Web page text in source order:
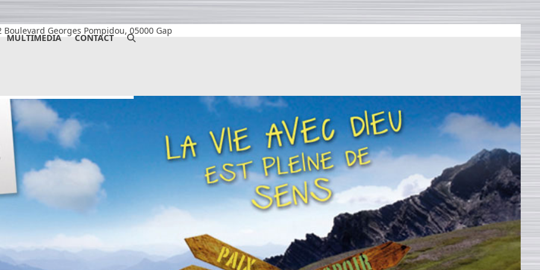
Boulevard Georges Pompidou, 05000 Gap
MULTIMEDIA CONTACT